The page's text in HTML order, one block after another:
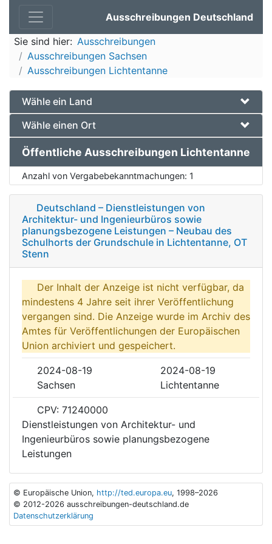
Ausschreibungen Deutschland
Sie sind hier: Ausschreibungen
Ausschreibungen Sachsen
Ausschreibungen Lichtentanne
Wähle ein Land
Wähle einen Ort
Öffentliche Ausschreibungen Lichtentanne
Anzahl von Vergabebekanntmachungen: 1
Deutschland – Dienstleistungen von
Architektur- und Ingenieurbüros sowie
planungsbezogene Leistungen – Neubau des
Schulhorts der Grundschule in Lichtentanne, OT
Stenn
Der Inhalt der Anzeige ist nicht verfügbar, da
mindestens 4 Jahre seit ihrer Veröffentlichung
vergangen sind. Die Anzeige wurde im Archiv des
Amtes für Veröffentlichungen der Europäischen
Union archiviert und gespeichert.
2024-08-19
2024-08-19
Sachsen
Lichtentanne
CPV: 71240000
Dienstleistungen von Architektur- und
Ingenieurbüros sowie planungsbezogene
Leistungen
© Europäische Union, http://ted.europa.eu, 1998–2026
© 2012-2026 ausschreibungen-deutschland.de
Datenschutzerklärung